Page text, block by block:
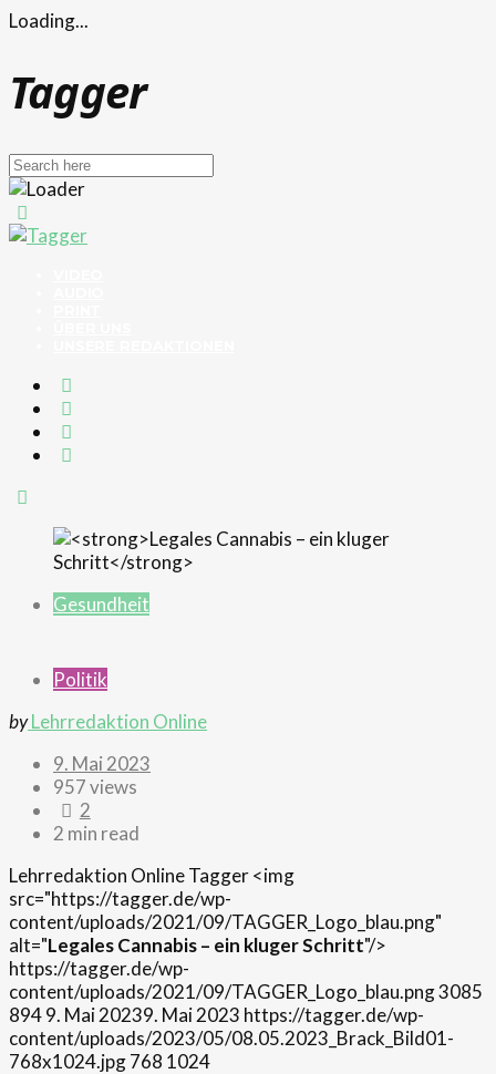
Loading...
Tagger
Gesundheit
Politik
byLehrredaktion Online
9. Mai 2023
957 views
2
2 min read
Lehrredaktion OnlineTagger<img
src="https://tagger.de/wp-
content/uploads/2021/09/TAGGER_Logo_blau.png"
alt="Legales Cannabis – ein kluger Schritt"/>
https://tagger.de/wp-
content/uploads/2021/09/TAGGER_Logo_blau.png3085
8949. Mai 20239. Mai 2023 https://tagger.de/wp-
content/uploads/2023/05/08.05.2023_Brack_Bild01-
768x1024.jpg768 1024